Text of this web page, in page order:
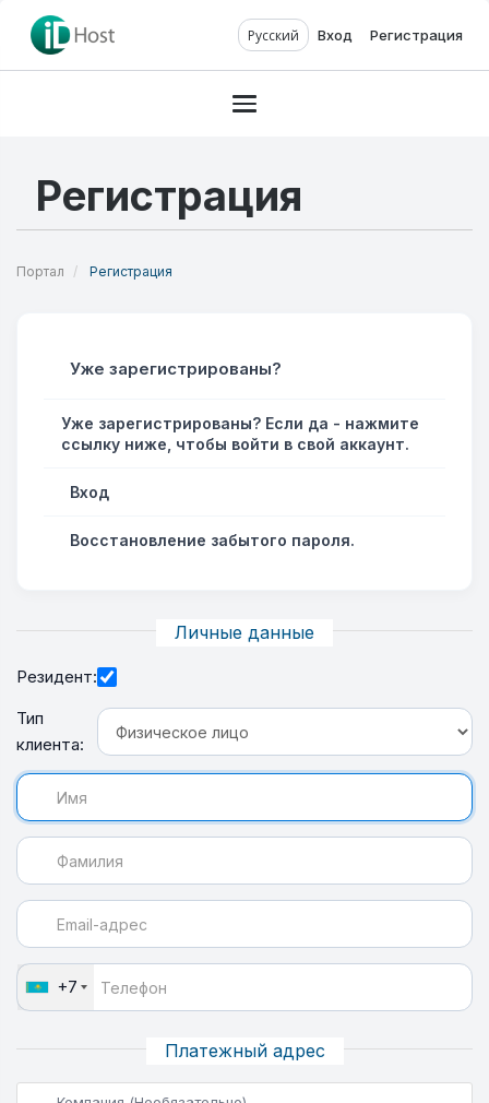
Русский Вход Регистрация
Toggle navigation
Регистрация
Портал Регистрация
Уже зарегистрированы?
Уже зарегистрированы? Если да - нажмите
ссылку ниже, чтобы войти в свой аккаунт.
Вход
Восстановление забытого пароля.
Личные данные
Резидент:
Тип
клиента:
+7
Платежный адрес